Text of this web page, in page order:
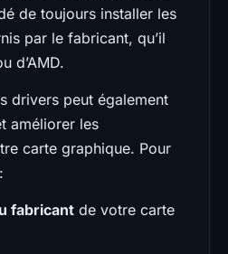
de toujours installer les
par le fabricant, qu’il
d’AMD.
drivers peut également
améliorer les
carte graphique. Pour
fabricant de votre carte